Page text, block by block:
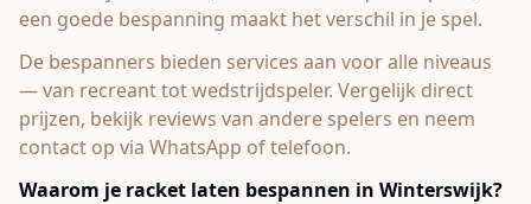
een goede bespanning maakt het verschil in je spel.
De bespanners bieden services aan voor alle niveaus
— van recreant tot wedstrijdspeler. Vergelijk direct
prijzen, bekijk reviews van andere spelers en neem
contact op via WhatsApp of telefoon.
Waarom je racket laten bespannen in Winterswijk?